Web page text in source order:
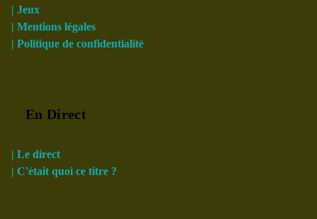
| Jeux
| Mentions légales
| Politique de confidentialité
En Direct
| Le direct
| C'était quoi ce titre ?